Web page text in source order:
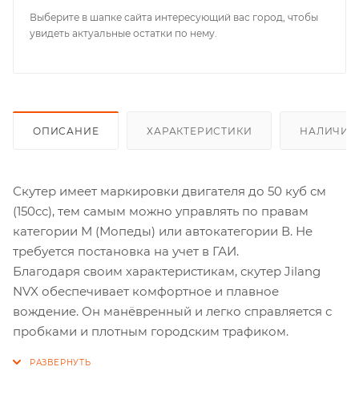
Выберите в шапке сайта интересующий вас город, чтобы
увидеть актуальные остатки по нему.
ОПИСАНИЕ ХАРАКТЕРИСТИКИ НАЛИЧИЕ
Скутер имеет маркировки двигателя до 50 куб см
(150cc), тем самым можно управлять по правам
категории М (Мопеды) или автокатегории В. Не
требуется постановка на учет в ГАИ.
Благодаря своим характеристикам, скутер Jilang
NVX обеспечивает комфортное и плавное
вождение. Он манёвренный и легко справляется с
пробками и плотным городским трафиком.